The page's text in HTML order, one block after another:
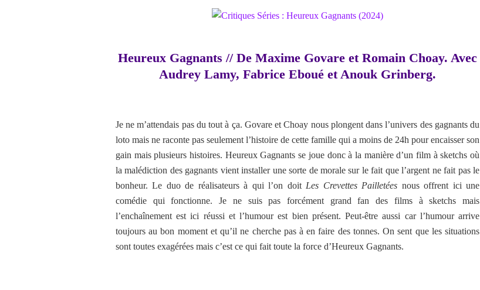
Heureux Gagnants // De Maxime Govare et Romain Choay. Avec
Audrey Lamy, Fabrice Eboué et Anouk Grinberg.
Je ne m’attendais pas du tout à ça. Govare et Choay nous plongent dans l’univers des gagnants du
loto mais ne raconte pas seulement l’histoire de cette famille qui a moins de 24h pour encaisser son
gain mais plusieurs histoires. Heureux Gagnants se joue donc à la manière d’un film à sketchs où
la malédiction des gagnants vient installer une sorte de morale sur le fait que l’argent ne fait pas le
bonheur. Le duo de réalisateurs à qui l’on doit Les Crevettes Pailletées nous offrent ici une
comédie qui fonctionne. Je ne suis pas forcément grand fan des films à sketchs mais
l’enchaînement est ici réussi et l’humour est bien présent. Peut-être aussi car l’humour arrive
toujours au bon moment et qu’il ne cherche pas à en faire des tonnes. On sent que les situations
sont toutes exagérées mais c’est ce qui fait toute la force d’Heureux Gagnants.